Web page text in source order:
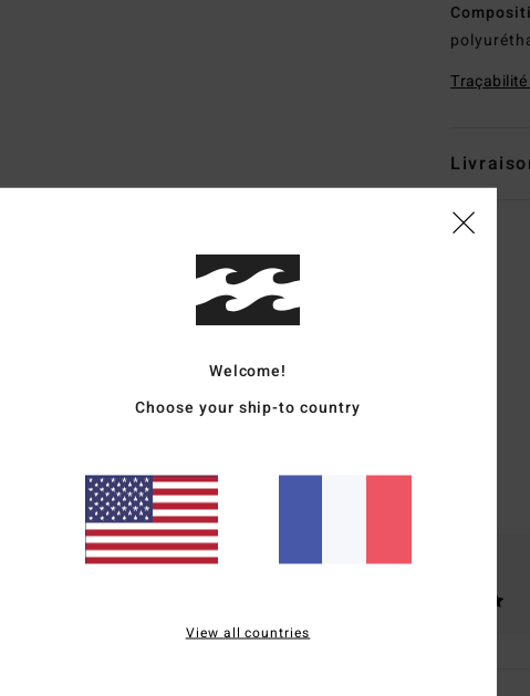
5.0/5
basé sur4 avis vérifiés
100% de nos clients recommandent ce produit
qualité / prix
Taille
Welcome!
Choose your ship-to country
View all countries